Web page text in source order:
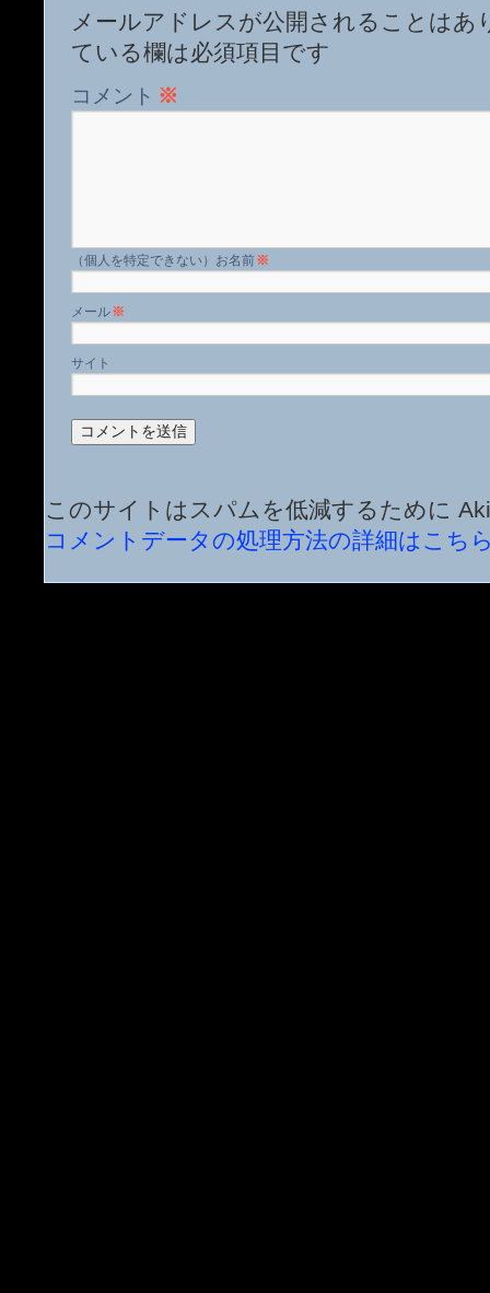
メールアドレスが公開されることはあ
ている欄は必須項目です
コメント ※
名前※
メール※
サイト
このサイトはスパムを低減するために
コメントデータの処理方法の詳細はこち